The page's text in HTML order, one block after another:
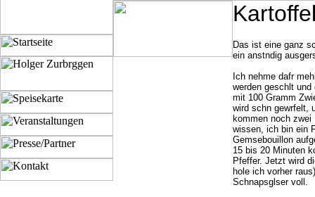
Das ist eine ganz
ein anstndig
Ich nehme dafr
werden geschlt
mit 100 Gramm
wird schn gewrfelt,
kommen noch
wissen, ich bin ein
Gemsebouillon
15 bis 20 Minuten
Pfeffer. Jetzt wird
hole ich vorher
Schnapsglser voll.